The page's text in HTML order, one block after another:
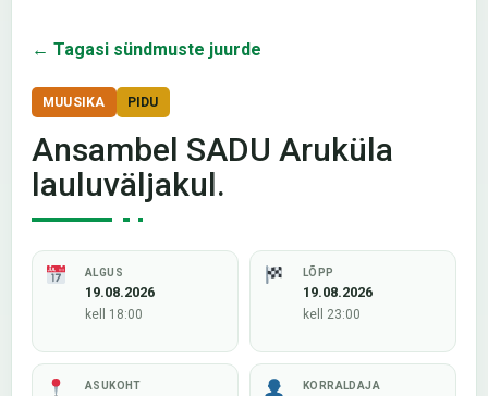
← Tagasi sündmuste juurde
MUUSIKA PIDU
Ansambel SADU Aruküla
lauluväljakul.
ALGUS
19.08.2026
kell 18:00
LÕPP
19.08.2026
kell 23:00
ASUKOHT KORRALDAJA